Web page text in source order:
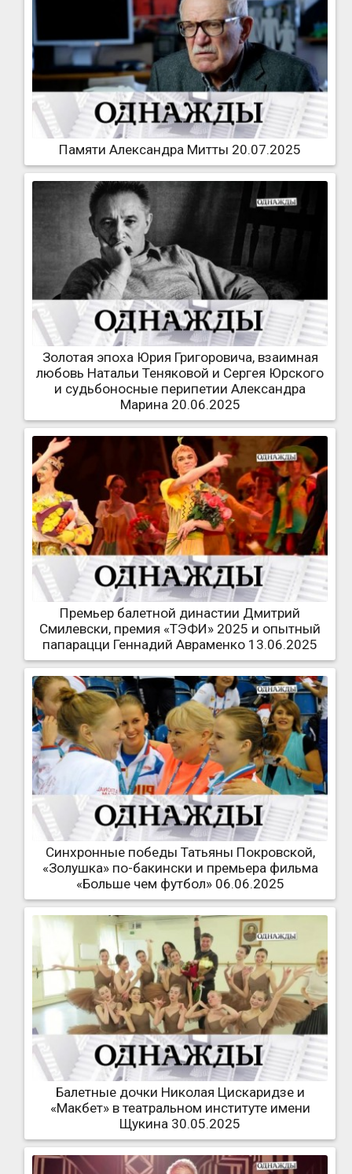
Памяти Александра Митты 20.07.2025
Золотая эпоха Юрия Григоровича, взаимная
любовь Натальи Теняковой и Сергея Юрского
и судьбоносные перипетии Александра
Марина 20.06.2025
Премьер балетной династии Дмитрий
Смилевски, премия «ТЭФИ» 2025 и опытный
папарацци Геннадий Авраменко 13.06.2025
Синхронные победы Татьяны Покровской,
«Золушка» по-бакински и премьера фильма
«Больше чем футбол» 06.06.2025
Балетные дочки Николая Цискаридзе и
«Макбет» в театральном институте имени
Щукина 30.05.2025